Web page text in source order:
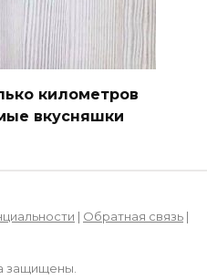
километров
вкусняшки
| Обратная связь |
защищены.